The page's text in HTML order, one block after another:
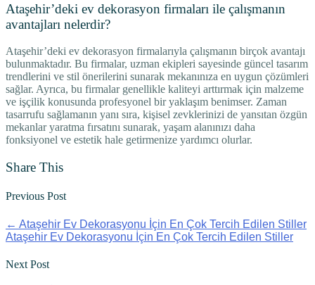
Ataşehir’deki ev dekorasyon firmaları ile çalışmanın
avantajları nelerdir?
Ataşehir’deki ev dekorasyon firmalarıyla çalışmanın birçok avantajı
bulunmaktadır. Bu firmalar, uzman ekipleri sayesinde güncel tasarım
trendlerini ve stil önerilerini sunarak mekanınıza en uygun çözümleri
sağlar. Ayrıca, bu firmalar genellikle kaliteyi arttırmak için malzeme
ve işçilik konusunda profesyonel bir yaklaşım benimser. Zaman
tasarrufu sağlamanın yanı sıra, kişisel zevklerinizi de yansıtan özgün
mekanlar yaratma fırsatını sunarak, yaşam alanınızı daha
fonksiyonel ve estetik hale getirmenize yardımcı olurlar.
Share This
Previous Post
← Ataşehir Ev Dekorasyonu İçin En Çok Tercih Edilen Stiller
Ataşehir Ev Dekorasyonu İçin En Çok Tercih Edilen Stiller
Next Post